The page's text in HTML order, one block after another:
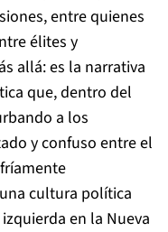
entre quienes
élites y
allá: es la narrativa
que, dentro del
a los
y confuso entre el
cultura política
en la Nueva